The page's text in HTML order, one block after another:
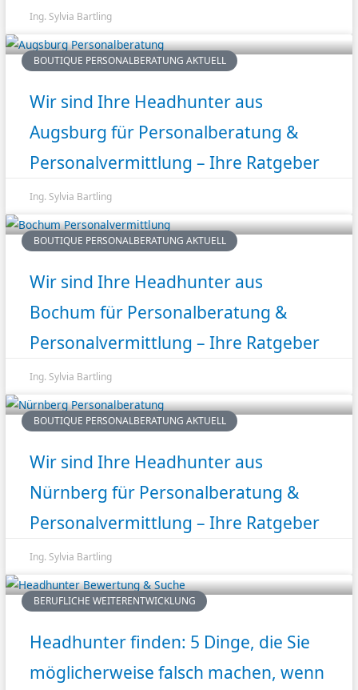
Ing. Sylvia Bartling
BOUTIQUE PERSONALBERATUNG AKTUELL
Wir sind Ihre Headhunter aus
Augsburg für Personalberatung &
Personalvermittlung – Ihre Ratgeber
Ing. Sylvia Bartling
BOUTIQUE PERSONALBERATUNG AKTUELL
Wir sind Ihre Headhunter aus
Bochum für Personalberatung &
Personalvermittlung – Ihre Ratgeber
Ing. Sylvia Bartling
BOUTIQUE PERSONALBERATUNG AKTUELL
Wir sind Ihre Headhunter aus
Nürnberg für Personalberatung &
Personalvermittlung – Ihre Ratgeber
Ing. Sylvia Bartling
BERUFLICHE WEITERENTWICKLUNG
Headhunter finden: 5 Dinge, die Sie
möglicherweise falsch machen, wenn